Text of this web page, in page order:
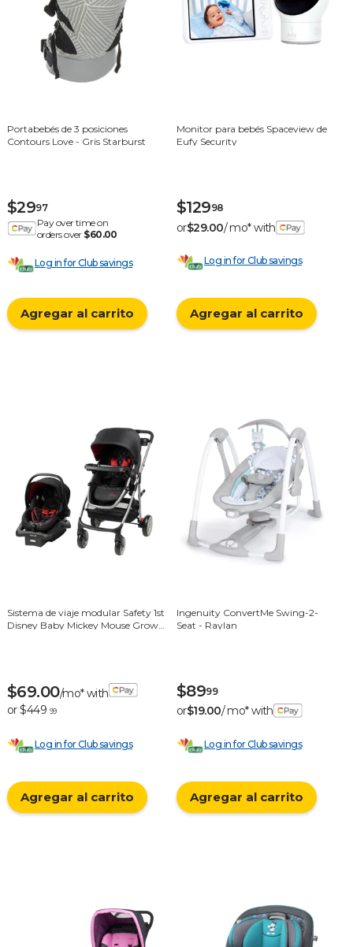
Portabebés de 3 posiciones
Contours Love - Gris Starburst
$2997
Pay over time on
orders over $60.00
Log in for Club savings
Agregar al carrito
Monitor para bebés Spaceview de
Eufy Security
$12998
or$29.00/ mo* with
Log in for Club savings
Agregar al carrito
Sistema de viaje modular Safety 1st
Disney Baby Mickey Mouse Grow
$69.00/mo* with
or $449 99
Log in for Club savings
Agregar al carrito
Ingenuity ConvertMe Swing-2-
Seat - Raylan
$8999
or$19.00/ mo* with
Log in for Club savings
Agregar al carrito